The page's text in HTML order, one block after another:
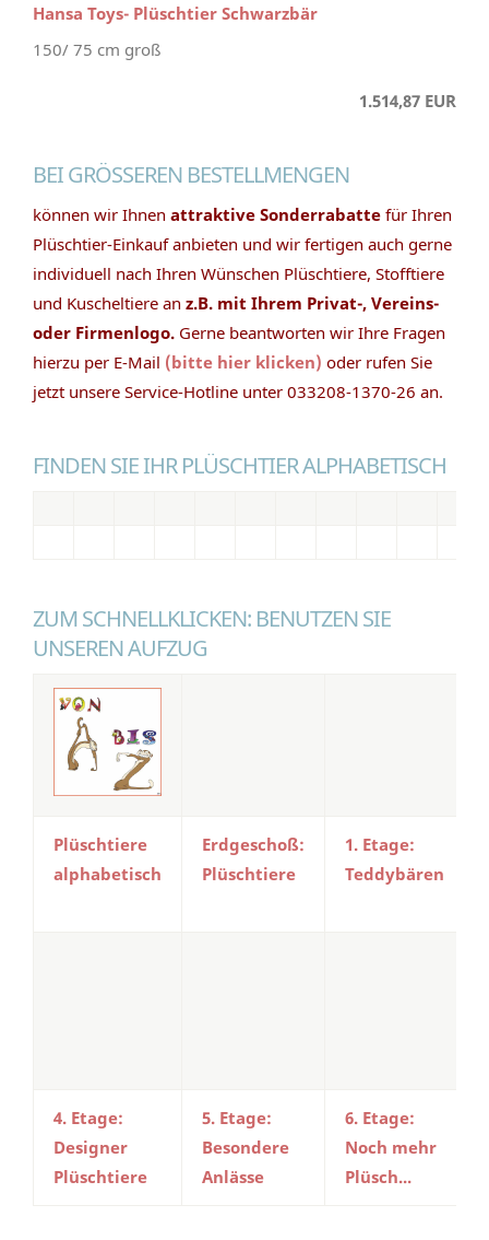
Hansa Toys- Plüschtier Schwarzbär
150/ 75 cm groß
1.514,87 EUR
BEI GRÖSSEREN BESTELLMENGEN
können wir Ihnen attraktive Sonderrabatte für Ihren
Plüschtier-Einkauf anbieten und wir fertigen auch gerne
individuell nach Ihren Wünschen Plüschtiere, Stofftiere
und Kuscheltiere an z.B. mit Ihrem Privat-, Vereins-
oder Firmenlogo. Gerne beantworten wir Ihre Fragen
hierzu per E-Mail (bitte hier klicken) oder rufen Sie
jetzt unsere Service-Hotline unter 033208-1370-26 an.
FINDEN SIE IHR PLÜSCHTIER ALPHABETISCH
ZUM SCHNELLKLICKEN: BENUTZEN SIE
UNSEREN AUFZUG
Plüschtiere
alphabetisch
Erdgeschoß:
Plüschtiere
1. Etage:
Teddybären
4. Etage:
Designer
Plüschtiere
5. Etage:
Besondere
Anlässe
6. Etage:
Noch mehr
Plüsch...